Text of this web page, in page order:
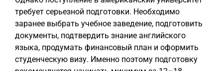
требует серьезной подготовки. Необходимо
заранее выбрать учебное заведение, подготовить
документы, подтвердить знание английского
языка, продумать финансовый план и оформить
студенческую визу. Именно поэтому подготовку